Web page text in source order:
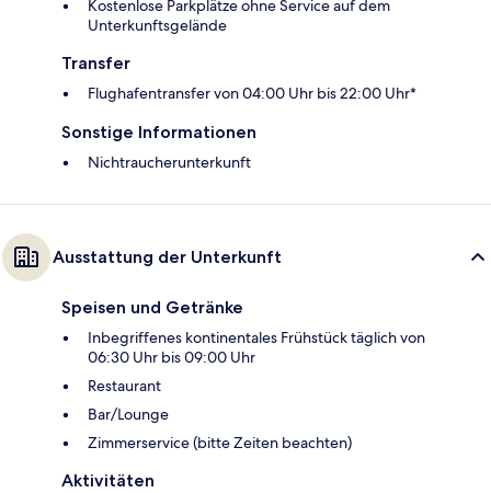
Kostenlose Parkplätze ohne Service auf dem
Unterkunftsgelände
Transfer
Flughafentransfer von 04:00 Uhr bis 22:00 Uhr*
Sonstige Informationen
Nichtraucherunterkunft
Ausstattung der Unterkunft
Speisen und Getränke
Inbegriffenes kontinentales Frühstück täglich von
06:30 Uhr bis 09:00 Uhr
Restaurant
Bar/Lounge
Zimmerservice (bitte Zeiten beachten)
Aktivitäten